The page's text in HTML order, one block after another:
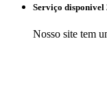
Serviço disponivel
Nosso site tem